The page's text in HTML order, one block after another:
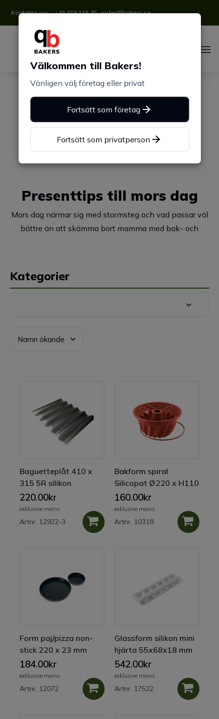
Kontakta oss +46 478 316 45 order@bakers.se
Presenttips till mors dag
Mors dag närmar sig med stormsteg och vad passar väl
bättre än att skämma bort mamma med bak- och
köket. Vad sägs om ett
snygg silikonform
och matglade helt enkelt! Välkommen att inspireras!
Kategorier
Baguetteplåt 410 x
315 5R silikon
220.00kr
exklusive moms
Artnr. 12922-3
Bakform spiral
Silicopat Ø220 x H110
mm
160.00kr
exklusive moms
Artnr. 10318
Form paj/pizza non-
stick 220 x 23 mm
184.00kr
exklusive moms
Artnr. 12072
Glassform silikon mini
hjärta 55x68x18 mm
2-pack
542.00kr
exklusive moms
Artnr. 17522
Välkommen till Bakers!
Vänligen välj företag eller privat
Fortsätt som företag
Fortsätt som privatperson